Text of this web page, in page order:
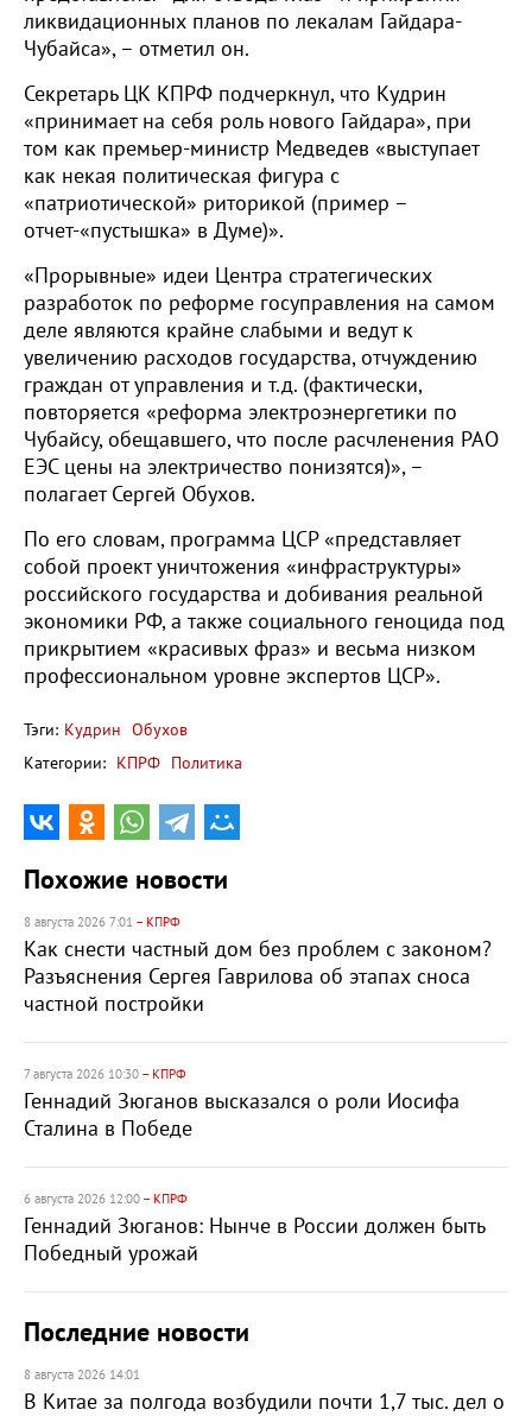
ликвидационных планов по лекалам Гайдара-
Чубайса», – отметил он.
Секретарь ЦК КПРФ подчеркнул, что Кудрин
«принимает на себя роль нового Гайдара», при
том как премьер-министр Медведев «выступает
как некая политическая фигура с
«патриотической» риторикой (пример –
отчет-«пустышка» в Думе)».
«Прорывные» идеи Центра стратегических
разработок по реформе госуправления на самом
деле являются крайне слабыми и ведут к
увеличению расходов государства, отчуждению
граждан от управления и т.д. (фактически,
повторяется «реформа электроэнергетики по
Чубайсу, обещавшего, что после расчленения РАО
ЕЭС цены на электричество понизятся)», –
полагает Сергей Обухов.
По его словам, программа ЦСР «представляет
собой проект уничтожения «инфраструктуры»
российского государства и добивания реальной
экономики РФ, а также социального геноцида под
прикрытием «красивых фраз» и весьма низком
профессиональном уровне экспертов ЦСР».
Тэги: Кудрин Обухов
Категории: КПРФ Политика
Похожие новости
8 августа 2026 7:01 – КПРФ
Как снести частный дом без проблем с законом?
Разъяснения Сергея Гаврилова об этапах сноса
частной постройки
7 августа 2026 10:30 – КПРФ
Геннадий Зюганов высказался о роли Иосифа
Сталина в Победе
6 августа 2026 12:00 – КПРФ
Геннадий Зюганов: Нынче в России должен быть
Победный урожай
Последние новости
8 августа 2026 14:01
В Китае за полгода возбудили почти 1,7 тыс. дел о